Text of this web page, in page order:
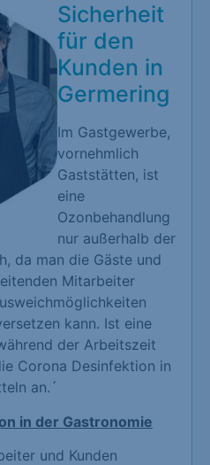
Sicherheit
für den
Kunden in
Germering
Im Gastgewerbe,
vornehmlich
Gaststätten, ist
eine
Ozonbehandlung
nur außerhalb der
da man die Gäste und
Mitarbeiter
kann. Ist eine
der Arbeitszeit
Corona Desinfektion in
an.´
in der Gastronomie
und Kunden